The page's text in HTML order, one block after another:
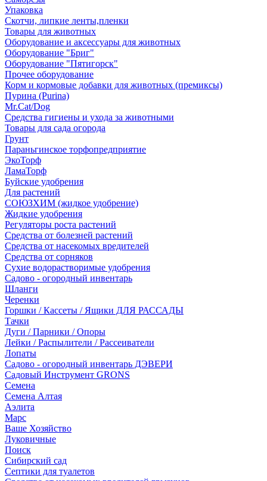
Упаковка
Скотчи, липкие ленты,пленки
Товары для животных
Оборудование и аксессуары для животных
Оборудование "Бриг"
Оборудование "Пятигорск"
Прочее оборудование
Корм и кормовые добавки для животных (премиксы)
Пурина (Purina)
Mr.Cat/Dog
Средства гигиены и ухода за животными
Товары для сада огорода
Грунт
Параньгинское торфопредприятие
ЭкоТорф
ЛамаТорф
Буйские удобрения
Для растений
СОЮЗХИМ (жидкое удобрение)
Жидкие удобрения
Регуляторы роста растений
Средства от болезней растений
Средства от насекомых вредителей
Средства от сорняков
Сухие водорастворимые удобрения
Садово - огородный инвентарь
Шланги
Черенки
Горшки / Кассеты / Ящики ДЛЯ РАССАДЫ
Тачки
Дуги / Парники / Опоры
Лейки / Распылители / Рассеиватели
Лопаты
Садово - огородный инвентарь ДЭВЕРИ
Садовый Инструмент GRONS
Семена
Семена Алтая
Аэлита
Марс
Ваше Хозяйство
Луковичные
Поиск
Сибирский сад
Септики для туалетов